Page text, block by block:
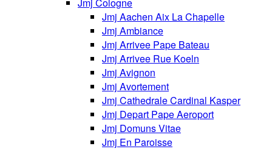
Jmj Cologne
Jmj Aachen Aix La Chapelle
Jmj Ambiance
Jmj Arrivee Pape Bateau
Jmj Arrivee Rue Koeln
Jmj Avignon
Jmj Avortement
Jmj Cathedrale Cardinal Kasper
Jmj Depart Pape Aeroport
Jmj Domuns Vitae
Jmj En Paroisse